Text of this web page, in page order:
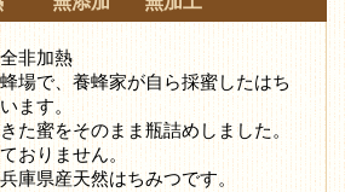
非加熱
場で、養蜂家が自ら採蜜したはち
ます。
た蜜をそのまま瓶詰めしました。
おりません。
庫県産天然はちみつです。